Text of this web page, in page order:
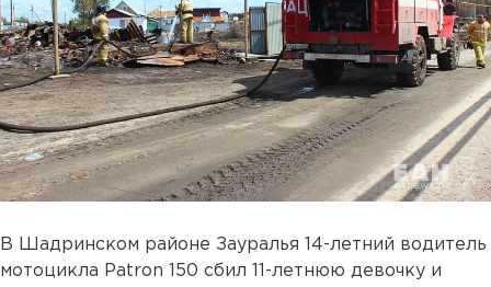
В Шадринском районе Зауралья 14-летний водитель
мотоцикла Patron 150 сбил 11-летнюю девочку и